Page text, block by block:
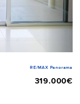
RE/MAX Panorama
319.000€